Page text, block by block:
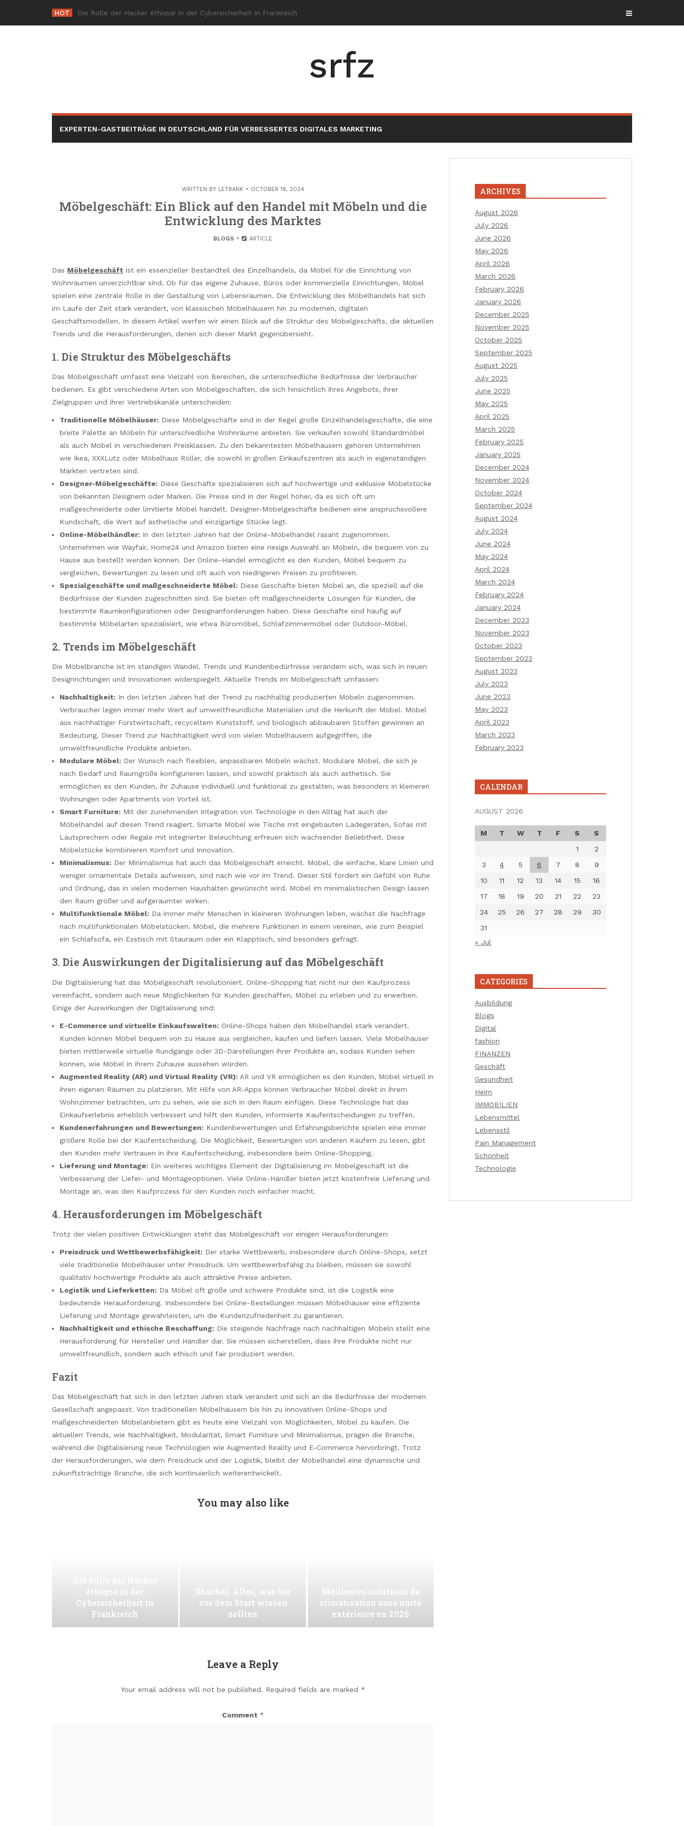
content
HOT Shash_
srfz
EXPERTEN-GASTBEITRÄGE IN DEUTSCHLAND FÜR VERBESSERTES DIGITALES MARKETING
WRITTEN BY LETRANK OCTOBER 18, 2024
Möbelgeschäft: Ein Blick auf den Handel mit Möbeln und die
Entwicklung des Marktes
BLOGS ARTICLE
Das Möbelgeschäft ist ein essenzieller Bestandteil des Einzelhandels, da Möbel für die Einrichtung von
Wohnräumen unverzichtbar sind. Ob für das eigene Zuhause, Büros oder kommerzielle Einrichtungen, Möbel
spielen eine zentrale Rolle in der Gestaltung von Lebensräumen. Die Entwicklung des Möbelhandels hat sich
im Laufe der Zeit stark verändert, von klassischen Möbelhäusern hin zu modernen, digitalen
Geschäftsmodellen. In diesem Artikel werfen wir einen Blick auf die Struktur des Möbelgeschäfts, die aktuellen
Trends und die Herausforderungen, denen sich dieser Markt gegenübersieht.
1. Die Struktur des Möbelgeschäfts
Das Möbelgeschäft umfasst eine Vielzahl von Bereichen, die unterschiedliche Bedürfnisse der Verbraucher
bedienen. Es gibt verschiedene Arten von Möbelgeschäften, die sich hinsichtlich ihres Angebots, ihrer
Zielgruppen und ihrer Vertriebskanäle unterscheiden:
Traditionelle Möbelhäuser: Diese Möbelgeschäfte sind in der Regel große Einzelhandelsgeschäfte, die eine
breite Palette an Möbeln für unterschiedliche Wohnräume anbieten. Sie verkaufen sowohl Standardmöbel
als auch Möbel in verschiedenen Preisklassen. Zu den bekanntesten Möbelhäusern gehören Unternehmen
wie Ikea, XXXLutz oder Möbelhaus Roller, die sowohl in großen Einkaufszentren als auch in eigenständigen
Märkten vertreten sind.
Designer-Möbelgeschäfte: Diese Geschäfte spezialisieren sich auf hochwertige und exklusive Möbelstücke
von bekannten Designern oder Marken. Die Preise sind in der Regel höher, da es sich oft um
maßgeschneiderte oder limitierte Möbel handelt. Designer-Möbelgeschäfte bedienen eine anspruchsvollere
Kundschaft, die Wert auf ästhetische und einzigartige Stücke legt.
Online-Möbelhändler: In den letzten Jahren hat der Online-Möbelhandel rasant zugenommen.
Unternehmen wie Wayfair, Home24 und Amazon bieten eine riesige Auswahl an Möbeln, die bequem von zu
Hause aus bestellt werden können. Der Online-Handel ermöglicht es den Kunden, Möbel bequem zu
vergleichen, Bewertungen zu lesen und oft auch von niedrigeren Preisen zu profitieren.
Spezialgeschäfte und maßgeschneiderte Möbel: Diese Geschäfte bieten Möbel an, die speziell auf die
Bedürfnisse der Kunden zugeschnitten sind. Sie bieten oft maßgeschneiderte Lösungen für Kunden, die
bestimmte Raumkonfigurationen oder Designanforderungen haben. Diese Geschäfte sind häufig auf
bestimmte Möbelarten spezialisiert, wie etwa Büromöbel, Schlafzimmermöbel oder Outdoor-Möbel.
2. Trends im Möbelgeschäft
Die Möbelbranche ist im ständigen Wandel. Trends und Kundenbedürfnisse verändern sich, was sich in neuen
Designrichtungen und Innovationen widerspiegelt. Aktuelle Trends im Möbelgeschäft umfassen:
Nachhaltigkeit: In den letzten Jahren hat der Trend zu nachhaltig produzierten Möbeln zugenommen.
Verbraucher legen immer mehr Wert auf umweltfreundliche Materialien und die Herkunft der Möbel. Möbel
aus nachhaltiger Forstwirtschaft, recyceltem Kunststoff, und biologisch abbaubaren Stoffen gewinnen an
Bedeutung. Dieser Trend zur Nachhaltigkeit wird von vielen Möbelhäusern aufgegriffen, die
umweltfreundliche Produkte anbieten.
Modulare Möbel: Der Wunsch nach flexiblen, anpassbaren Möbeln wächst. Modulare Möbel, die sich je
nach Bedarf und Raumgröße konfigurieren lassen, sind sowohl praktisch als auch ästhetisch. Sie
ermöglichen es den Kunden, ihr Zuhause individuell und funktional zu gestalten, was besonders in kleineren
Wohnungen oder Apartments von Vorteil ist.
Smart Furniture: Mit der zunehmenden Integration von Technologie in den Alltag hat auch der
Möbelhandel auf diesen Trend reagiert. Smarte Möbel wie Tische mit eingebauten Ladegeräten, Sofas mit
Lautsprechern oder Regale mit integrierter Beleuchtung erfreuen sich wachsender Beliebtheit. Diese
Möbelstücke kombinieren Komfort und Innovation.
Minimalismus: Der Minimalismus hat auch das Möbelgeschäft erreicht. Möbel, die einfache, klare Linien und
weniger ornamentale Details aufweisen, sind nach wie vor im Trend. Dieser Stil fördert ein Gefühl von Ruhe
und Ordnung, das in vielen modernen Haushalten gewünscht wird. Möbel im minimalistischen Design lassen
den Raum größer und aufgeräumter wirken.
Multifunktionale Möbel: Da immer mehr Menschen in kleineren Wohnungen leben, wächst die Nachfrage
nach multifunktionalen Möbelstücken. Möbel, die mehrere Funktionen in einem vereinen, wie zum Beispiel
ein Schlafsofa, ein Esstisch mit Stauraum oder ein Klapptisch, sind besonders gefragt.
3. Die Auswirkungen der Digitalisierung auf das Möbelgeschäft
Die Digitalisierung hat das Möbelgeschäft revolutioniert. Online-Shopping hat nicht nur den Kaufprozess
vereinfacht, sondern auch neue Möglichkeiten für Kunden geschaffen, Möbel zu erleben und zu erwerben.
Einige der Auswirkungen der Digitalisierung sind:
E-Commerce und virtuelle Einkaufswelten: Online-Shops haben den Möbelhandel stark verändert.
Kunden können Möbel bequem von zu Hause aus vergleichen, kaufen und liefern lassen. Viele Möbelhäuser
bieten mittlerweile virtuelle Rundgänge oder 3D-Darstellungen ihrer Produkte an, sodass Kunden sehen
können, wie Möbel in ihrem Zuhause aussehen würden.
Augmented Reality (AR) und Virtual Reality (VR): AR und VR ermöglichen es den Kunden, Möbel virtuell in
ihren eigenen Räumen zu platzieren. Mit Hilfe von AR-Apps können Verbraucher Möbel direkt in ihrem
Wohnzimmer betrachten, um zu sehen, wie sie sich in den Raum einfügen. Diese Technologie hat das
Einkaufserlebnis erheblich verbessert und hilft den Kunden, informierte Kaufentscheidungen zu treffen.
Kundenerfahrungen und Bewertungen: Kundenbewertungen und Erfahrungsberichte spielen eine immer
größere Rolle bei der Kaufentscheidung. Die Möglichkeit, Bewertungen von anderen Käufern zu lesen, gibt
den Kunden mehr Vertrauen in ihre Kaufentscheidung, insbesondere beim Online-Shopping.
Lieferung und Montage: Ein weiteres wichtiges Element der Digitalisierung im Möbelgeschäft ist die
Verbesserung der Liefer- und Montageoptionen. Viele Online-Händler bieten jetzt kostenfreie Lieferung und
Montage an, was den Kaufprozess für den Kunden noch einfacher macht.
4. Herausforderungen im Möbelgeschäft
Trotz der vielen positiven Entwicklungen steht das Möbelgeschäft vor einigen Herausforderungen:
Preisdruck und Wettbewerbsfähigkeit: Der starke Wettbewerb, insbesondere durch Online-Shops, setzt
viele traditionelle Möbelhäuser unter Preisdruck. Um wettbewerbsfähig zu bleiben, müssen sie sowohl
qualitativ hochwertige Produkte als auch attraktive Preise anbieten.
Logistik und Lieferketten: Da Möbel oft große und schwere Produkte sind, ist die Logistik eine
bedeutende Herausforderung. Insbesondere bei Online-Bestellungen müssen Möbelhäuser eine effiziente
Lieferung und Montage gewährleisten, um die Kundenzufriedenheit zu garantieren.
Nachhaltigkeit und ethische Beschaffung: Die steigende Nachfrage nach nachhaltigen Möbeln stellt eine
Herausforderung für Hersteller und Händler dar. Sie müssen sicherstellen, dass ihre Produkte nicht nur
umweltfreundlich, sondern auch ethisch und fair produziert werden.
Fazit
Das Möbelgeschäft hat sich in den letzten Jahren stark verändert und sich an die Bedürfnisse der modernen
Gesellschaft angepasst. Von traditionellen Möbelhäusern bis hin zu innovativen Online-Shops und
maßgeschneiderten Möbelanbietern gibt es heute eine Vielzahl von Möglichkeiten, Möbel zu kaufen. Die
aktuellen Trends, wie Nachhaltigkeit, Modularität, Smart Furniture und Minimalismus, prägen die Branche,
während die Digitalisierung neue Technologien wie Augmented Reality und E-Commerce hervorbringt. Trotz
der Herausforderungen, wie dem Preisdruck und der Logistik, bleibt der Möbelhandel eine dynamische und
zukunftsträchtige Branche, die sich kontinuierlich weiterentwickelt.
You may also like
éthique in der
Cybersicherheit in
Frankreich
Shashel: Alles, was Sie
vor dem Start wissen
sollten
Meilleures solutions de
climatisation sans unité
extérieure en 2026
Leave a Reply
Your email address will not be published. Required fields are marked *
Comment *
ARCHIVES
August 2026
July 2026
June 2026
May 2026
April 2026
March 2026
February 2026
January 2026
December 2025
November 2025
October 2025
September 2025
August 2025
July 2025
June 2025
May 2025
April 2025
March 2025
February 2025
January 2025
December 2024
November 2024
October 2024
September 2024
August 2024
July 2024
June 2024
May 2024
April 2024
March 2024
February 2024
January 2024
December 2023
November 2023
October 2023
September 2023
August 2023
July 2023
June 2023
May 2023
April 2023
March 2023
February 2023
CALENDAR
AUGUST 2026
M T W T F S
S
1
2
3
4 5 6 7 8
9
10
11 12 13 14 15
16
17
18 19 20 21 22
23
24
25 26 27 28 29
30
31
« Jul
CATEGORIES
Ausbildung
Blogs
Digital
fashion
FINANZEN
Geschäft
Gesundheit
Heim
IMMOBILIEN
Lebensmittel
Lebensstil
Pain Management
Schönheit
Technologie